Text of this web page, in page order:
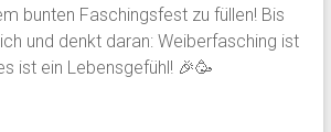
bunten Faschingsfest zu füllen! Bis
und denkt daran: Weiberfasching ist
ist ein Lebensgefühl! 🎉🥳